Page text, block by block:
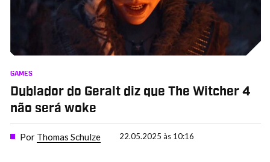
GAMES
Dublador do Geralt diz que The Witcher 4
não será woke
Por Thomas Schulze 22.05.2025 às 10:16